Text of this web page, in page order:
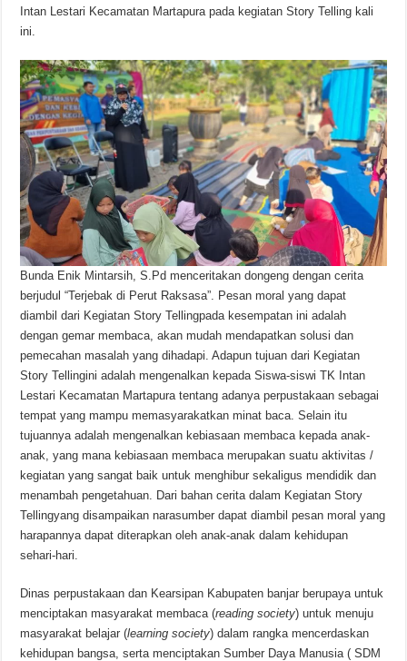
Intan Lestari Kecamatan Martapura pada kegiatan Story Telling kali
ini.
Bunda Enik Mintarsih, S.Pd menceritakan dongeng dengan cerita
berjudul “Terjebak di Perut Raksasa”. Pesan moral yang dapat
diambil dari Kegiatan Story Tellingpada kesempatan ini adalah
dengan gemar membaca, akan mudah mendapatkan solusi dan
pemecahan masalah yang dihadapi. Adapun tujuan dari Kegiatan
Story Tellingini adalah mengenalkan kepada Siswa-siswi TK Intan
Lestari Kecamatan Martapura tentang adanya perpustakaan sebagai
tempat yang mampu memasyarakatkan minat baca. Selain itu
tujuannya adalah mengenalkan kebiasaan membaca kepada anak-
anak, yang mana kebiasaan membaca merupakan suatu aktivitas /
kegiatan yang sangat baik untuk menghibur sekaligus mendidik dan
menambah pengetahuan. Dari bahan cerita dalam Kegiatan Story
Tellingyang disampaikan narasumber dapat diambil pesan moral yang
harapannya dapat diterapkan oleh anak-anak dalam kehidupan
sehari-hari.
Dinas perpustakaan dan Kearsipan Kabupaten banjar berupaya untuk
menciptakan masyarakat membaca (reading society) untuk menuju
masyarakat belajar (learning society) dalam rangka mencerdaskan
kehidupan bangsa, serta menciptakan Sumber Daya Manusia ( SDM